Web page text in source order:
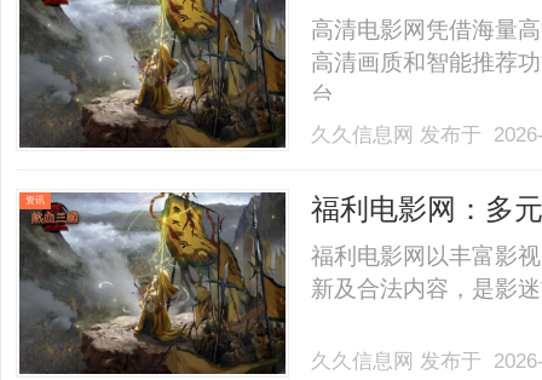
高清电影网凭借海量
高清画质和智能推荐
台。......
久久信息网 发布于
资讯 福利电影网：多
福利电影网以丰富影
新及合法内容，是影
久久信息网 发布于